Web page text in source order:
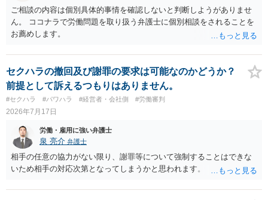
ご相談の内容は個別具体的事情を確認しないと判断しようがありませ
ん。 ココナラで労働問題を取り扱う弁護士に個別相談をされることを
お薦めします。
セクハラの撤回及び謝罪の要求は可能なのかどうか？
前提として訴えるつもりはありません。
#セクハラ #パワハラ #経営者・会社側 #労働審判
2026年7月17日
労働・雇用に強い弁護士
泉 亮介 弁護士
相手の任意の協力がない限り、謝罪等について強制することはできな
いため相手の対応次第となってしまうかと思われます。